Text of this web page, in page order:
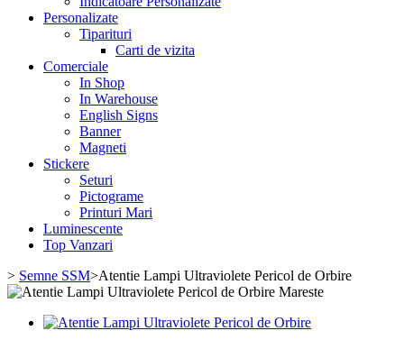
Personalizate
Tiparituri
Carti de vizita
Comerciale
In Shop
In Warehouse
English Signs
Banner
Magneti
Stickere
Seturi
Pictograme
Printuri Mari
Luminescente
Top Vanzari
> Semne SSM>Atentie Lampi Ultraviolete Pericol de Orbire
Mareste